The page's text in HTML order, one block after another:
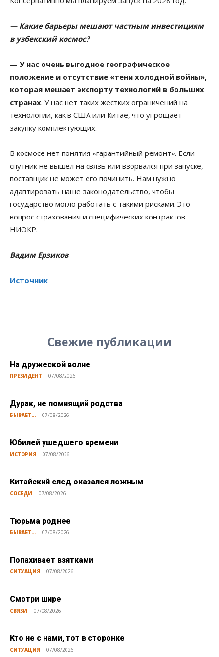
— Какие барьеры мешают частным инвестициям
в узбекский космос?
— У нас очень выгодное географическое
положение и отсутствие «тени холодной войны»,
которая мешает экспорту технологий в больших
странах. У нас нет таких жестких ограничений на
технологии, как в США или Китае, что упрощает
закупку комплектующих.
В космосе нет понятия «гарантийный ремонт». Если
спутник не вышел на связь или взорвался при запуске,
поставщик не может его починить. Нам нужно
адаптировать наше законодательство, чтобы
государство могло работать с такими рисками. Это
вопрос страхования и специфических контрактов
НИОКР.
Вадим Ерзиков
Источник
Свежие публикации
На дружеской волне
ПРЕЗИДЕНТ 07/08/2026
Дурак, не помнящий родства
БЫВАЕТ... 07/08/2026
Юбилей ушедшего времени
ИСТОРИЯ 07/08/2026
Китайский след оказался ложным
СОСЕДИ 07/08/2026
Тюрьма роднее
БЫВАЕТ... 07/08/2026
Попахивает взятками
СИТУАЦИЯ 07/08/2026
Смотри шире
СВЯЗИ 07/08/2026
Кто не с нами, тот в сторонке
СИТУАЦИЯ 07/08/2026